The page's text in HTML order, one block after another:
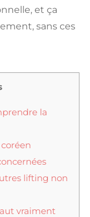
et ça
sans ces
la
lifting non
vraiment